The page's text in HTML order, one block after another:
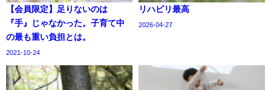
【会員限定】足りないのは
『手』じゃなかった。子育て中
の最も重い負担とは。
2021-10-24
リハビリ最高
2026-04-27